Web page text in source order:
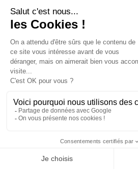
En savoir plus
Contact
605 Rue de la Rive
42320 La Grand-Croix
FRANCE
Infos & Devis
CGV